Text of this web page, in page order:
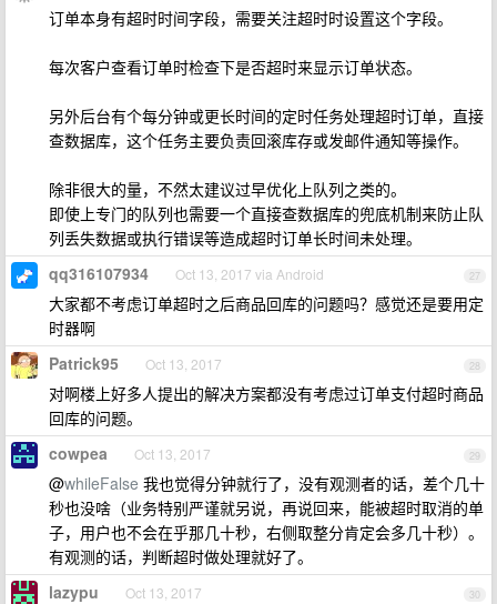
订单本身有超时时间字段，需要关注超时时设置这个字段。
每次客户查看订单时检查下是否超时来显示订单状态。
另外后台有个每分钟或更长时间的定时任务处理超时订单，直接
查数据库，这个任务主要负责回滚库存或发邮件通知等操作。
除非很大的量，不然太建议过早优化上队列之类的。
即使上专门的队列也需要一个直接查数据库的兜底机制来防止队
列丢失数据或执行错误等造成超时订单长时间未处理。
27
qq316107934 Oct 13, 2017 via Android
大家都不考虑订单超时之后商品回库的问题吗？感觉还是要用定
时器啊
28
Patrick95 Oct 13, 2017
对啊楼上好多人提出的解决方案都没有考虑过订单支付超时商品
回库的问题。
29
cowpea Oct 13, 2017
@whileFalse 我也觉得分钟就行了，没有观测者的话，差个几十
秒也没啥（业务特别严谨就另说，再说回来，能被超时取消的单
子，用户也不会在乎那几十秒，右侧取整分肯定会多几十秒）。
有观测的话，判断超时做处理就好了。
30
lazypu Oct 13, 2017